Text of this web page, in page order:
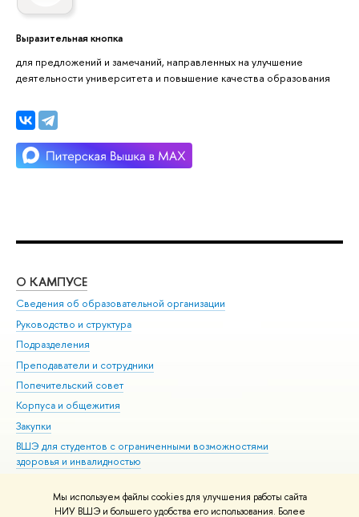
Мы используем файлы cookies для улучшения работы сайта
НИУ ВШЭ и большего удобства его использования. Более
Выразительная кнопка
для предложений и замечаний, направленных на улучшение
деятельности университета и повышение качества образования
О КАМПУСЕ
Сведения об образовательной организации
Руководство и структура
Подразделения
Преподаватели и сотрудники
Попечительский совет
Корпуса и общежития
Закупки
ВШЭ для студентов с ограниченными возможностями
здоровья и инвалидностью
Единая платежная страница